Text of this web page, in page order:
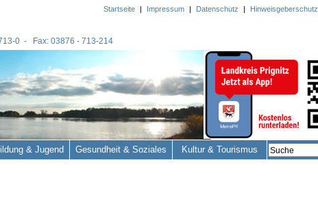
0 - Fax: 03876 - 713-214
Startseite | Impressum | Datenschutz | Hinweisgeberschutz
& Jugend Gesundheit & Soziales Kultur & Tourismus